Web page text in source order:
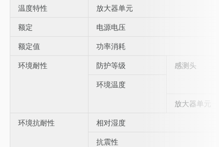
温度特性
放大器单元
额定
电源电压
额定值
功率消耗
环境耐性
防护等级
感测头
环境温度
放大器单元
环境抗耐性
相对湿度
抗震性